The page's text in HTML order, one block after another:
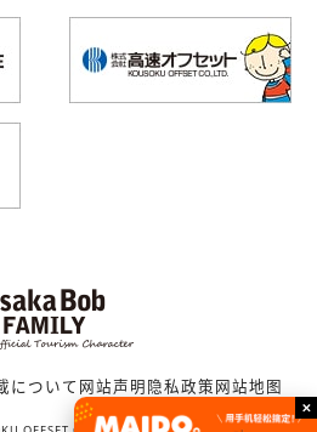
について 网站声明隐私政策网站地图